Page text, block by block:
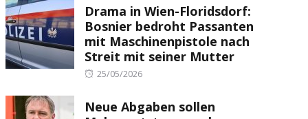
Drama in Wien-Floridsdorf:
Bosnier bedroht Passanten
mit Maschinenpistole nach
Streit mit seiner Mutter
Posted
25/05/2026
Neue Abgaben sollen